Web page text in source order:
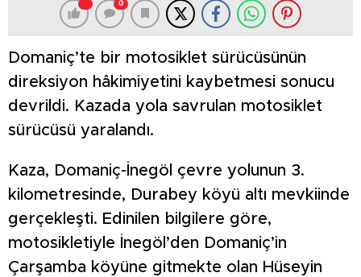
0
Domaniç’te bir motosiklet sürücüsünün
direksiyon hâkimiyetini kaybetmesi sonucu
devrildi. Kazada yola savrulan motosiklet
sürücüsü yaralandı.
Kaza, Domaniç-İnegöl çevre yolunun 3.
kilometresinde, Durabey köyü altı mevkiinde
gerçekleşti. Edinilen bilgilere göre,
motosikletiyle İnegöl’den Domaniç’in
Çarşamba köyüne gitmekte olan Hüseyin